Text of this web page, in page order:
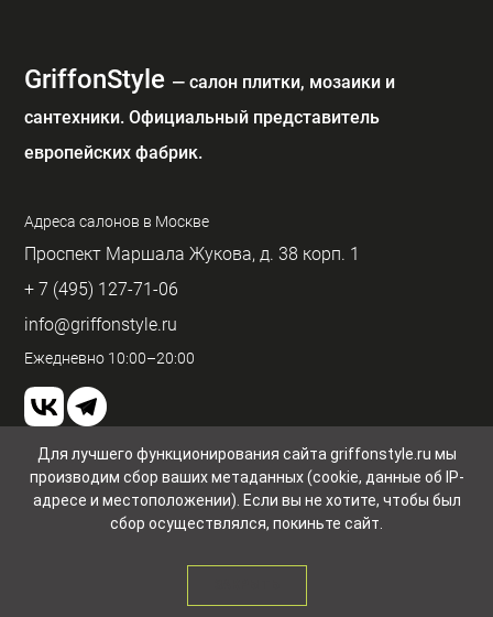
GriffonStyle — cалон плитки, мозаики и
сантехники. Официальный представитель
европейских фабрик.
Адреса салонов в Москве
Проспект Маршала Жукова, д. 38 корп. 1
+ 7 (495) 127-71-06
info@griffonstyle.ru
Ежедневно 10:00–20:00
© GriffonStyle 2026
Пользовательское соглашение и конфиденциальность
Для лучшего функционирования сайта griffonstyle.ru мы
производим сбор ваших метаданных (cookie, данные об IP-
адресе и местоположении). Если вы не хотите, чтобы был
сбор осуществлялся, покиньте сайт.